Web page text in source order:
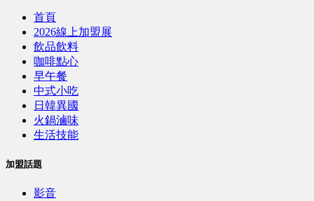
首頁
2026線上加盟展
飲品飲料
咖啡點心
早午餐
中式小吃
日韓異國
火鍋滷味
生活技能
加盟話題
影音